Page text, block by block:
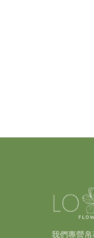
我們專營